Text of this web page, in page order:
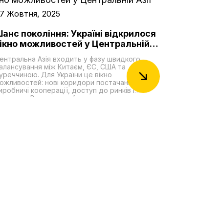
7 Жовтня, 2025
покоління: Україні відкрилося
можливостей у Центральній
Азія входить у фазу швидкого
між Китаєм, ЄС, США та
Для України це вікно
нові коридори постачання,
кооперації, доступ до ринків і
Водночас є й неприємна правда: